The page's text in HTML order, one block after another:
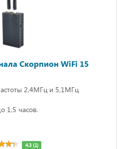
Скорпион WiFi 15
2,4МГц и 5,1МГц
1,5 часов.
4.3 (1)